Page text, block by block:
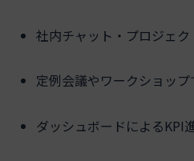
社内チャット・プロジェ
定例会議やワークショッ
ダッシュボードによるKPI